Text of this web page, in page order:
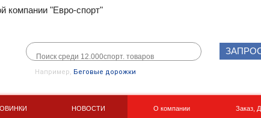
компании "Евро-спорт"
Например, Беговые дорожки
НОВОСТИ О компании Заказ,